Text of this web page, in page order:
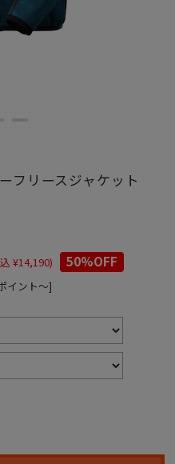
フリースジャケット
¥14,190) 50%OFF
イント～]